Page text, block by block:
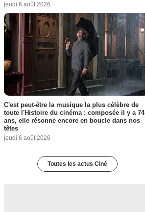
jeudi 6 août 2026
C'est peut-être la musique la plus célèbre de
toute l'Histoire du cinéma : composée il y a 74
ans, elle résonne encore en boucle dans nos
têtes
jeudi 6 août 2026
Toutes les actus Ciné